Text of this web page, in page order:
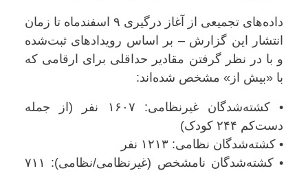
داده‌های تجمیعی از آغاز درگیری ۹ اسفندماه تا زمان
انتشار این گزارش – بر اساس رویدادهای ثبت‌شده
و با در نظر گرفتن مقادیر حداقلی برای ارقامی که
با «بیش از» مشخص شده‌اند:
• کشته‌شدگان غیرنظامی: ۱۶۰۷ نفر (از جمله
دست‌کم ۲۴۴ کودک)
• کشته‌شدگان نظامی: ۱۲۱۳ نفر
• کشته‌شدگان نامشخص (غیرنظامی/نظامی): ۷۱۱